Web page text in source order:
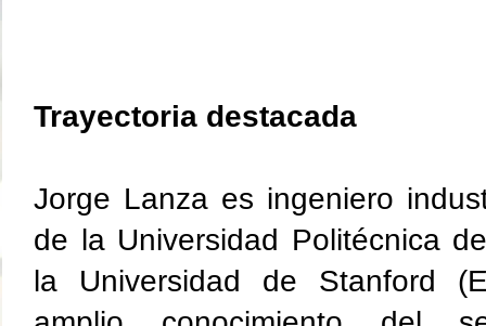
Trayectoria destacada
Jorge Lanza es ingeniero
de la Universidad Politécnica
la Universidad de Stanford